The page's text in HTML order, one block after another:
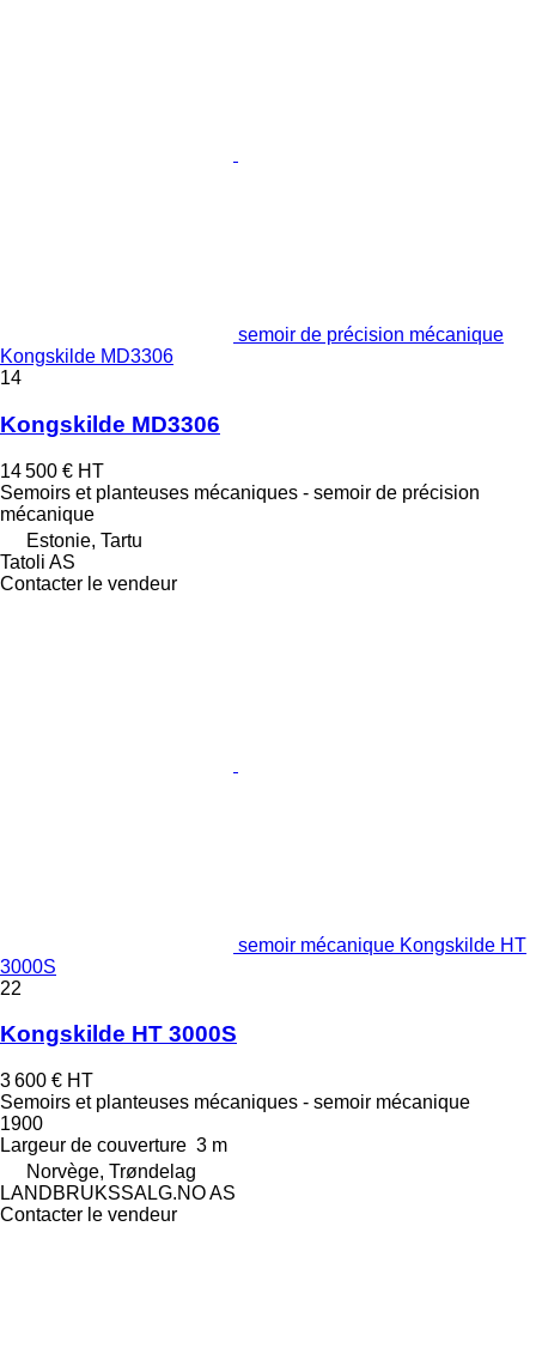
semoir de précision mécanique
Kongskilde MD3306
14
Kongskilde MD3306
14 500 € HT
Semoirs et planteuses mécaniques - semoir de précision
mécanique
Estonie, Tartu
Tatoli AS
Contacter le vendeur
semoir mécanique Kongskilde HT
3000S
22
Kongskilde HT 3000S
3 600 € HT
Semoirs et planteuses mécaniques - semoir mécanique
1900
Largeur de couverture 3 m
Norvège, Trøndelag
LANDBRUKSSALG.NO AS
Contacter le vendeur